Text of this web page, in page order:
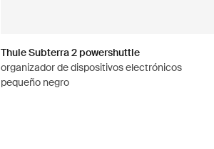
Thule Subterra 2 powershuttle
organizador de dispositivos electrónicos
pequeño negro